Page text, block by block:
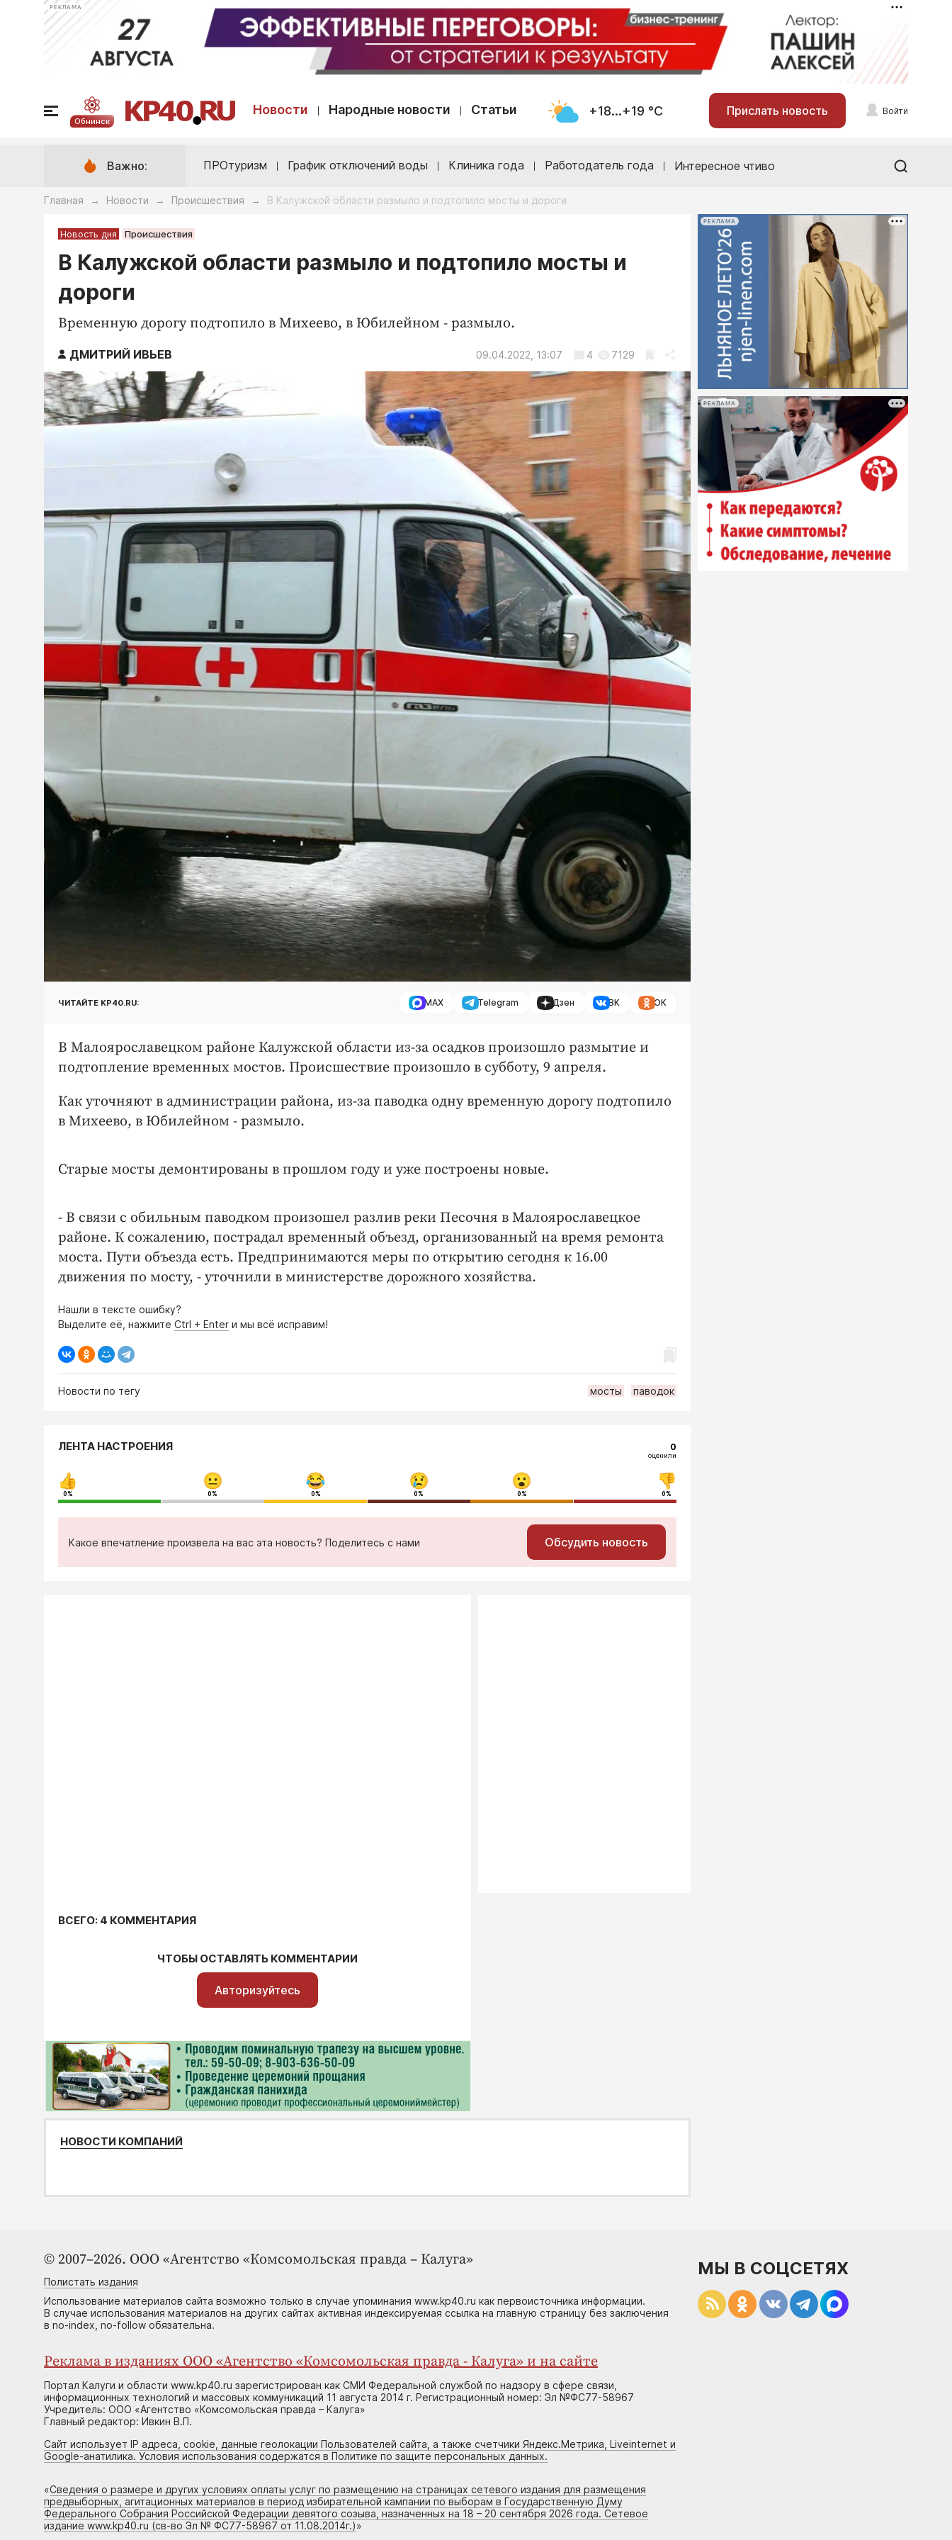
РЕКЛАМА
Обнинск
Новости Народные новости Статьи +18...+19 °С Прислать новость Войти
Важно: ПРОтуризм График отключений воды Клиника года Работодатель года Интересное чтиво
Главная → Новости → Происшествия → В Калужской области размыло и подтопило мосты и дороги
Новость дня Происшествия
В Калужской области размыло и подтопило мосты и
дороги
Временную дорогу подтопило в Михеево, в Юбилейном - размыло.
ДМИТРИЙ ИВЬЕВ 09.04.2022, 13:07 4 7129
ЧИТАЙТЕ KP40.RU: MAX Telegram Дзен ВК ОК
В Малоярославецком районе Калужской области из-за осадков произошло размытие и
подтопление временных мостов. Происшествие произошло в субботу, 9 апреля.
Как уточняют в администрации района, из-за паводка одну временную дорогу подтопило
в Михеево, в Юбилейном - размыло.
Старые мосты демонтированы в прошлом году и уже построены новые.
- В связи с обильным паводком произошел разлив реки Песочня в Малоярославецкое
районе. К сожалению, пострадал временный объезд, организованный на время ремонта
моста. Пути объезда есть. Предпринимаются меры по открытию сегодня к 16.00
движения по мосту, - уточнили в министерстве дорожного хозяйства.
Нашли в тексте ошибку?
Выделите её, нажмите Ctrl + Enter и мы всё исправим!
Новости по тегу мосты паводок
РЕКЛАМА
РЕКЛАМА
ЛЕНТА НАСТРОЕНИЯ 0
оценили
0% 0% 0% 0% 0% 0%
Какое впечатление произвела на вас эта новость? Поделитесь с нами Обсудить новость
ВСЕГО: 4 КОММЕНТАРИЯ
ЧТОБЫ ОСТАВЛЯТЬ КОММЕНТАРИИ
Авторизуйтесь
НОВОСТИ КОМПАНИЙ
© 2007–2026. ООО «Агентство «Комсомольская правда – Калуга»
Полистать издания
Использование материалов сайта возможно только в случае упоминания www.kp40.ru как первоисточника информации.
В случае использования материалов на других сайтах активная индексируемая ссылка на главную страницу без заключения
в no-index, no-follow обязательна.
Реклама в изданиях ООО «Агентство «Комсомольская правда - Калуга» и на сайте
Портал Калуги и области www.kp40.ru зарегистрирован как СМИ Федеральной службой по надзору в сфере связи,
информационных технологий и массовых коммуникаций 11 августа 2014 г. Регистрационный номер: Эл №ФС77-58967
Учредитель: ООО «Агентство «Комсомольская правда – Калуга»
Главный редактор: Ивкин В.П.
Сайт использует IP адреса, cookie, данные геолокации Пользователей сайта, а также счетчики Яндекс.Метрика, Liveinternet и
Google-анатилика. Условия использования содержатся в Политике по защите персональных данных.
«Сведения о размере и других условиях оплаты услуг по размещению на страницах сетевого издания для размещения
предвыборных, агитационных материалов в период избирательной кампании по выборам в Государственную Думу
Федерального Собрания Российской Федерации девятого созыва, назначенных на 18 – 20 сентября 2026 года. Сетевое
издание www.kp40.ru (св-во Эл № ФС77-58967 от 11.08.2014г.)»
МЫ В СОЦСЕТЯХ